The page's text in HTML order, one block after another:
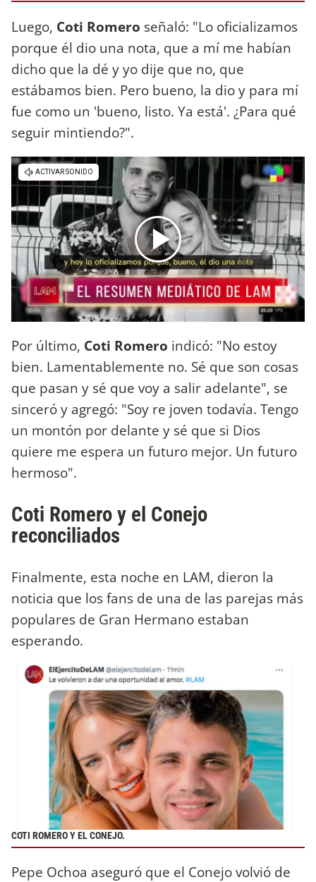
Luego, Coti Romero señaló: "Lo oficializamos
porque él dio una nota, que a mí me habían
dicho que la dé y yo dije que no, que
estábamos bien. Pero bueno, la dio y para mí
fue como un 'bueno, listo. Ya está'. ¿Para qué
seguir mintiendo?".
Por último, Coti Romero indicó: "No estoy
bien. Lamentablemente no. Sé que son cosas
que pasan y sé que voy a salir adelante", se
sinceró y agregó: "Soy re joven todavía. Tengo
un montón por delante y sé que si Dios
quiere me espera un futuro mejor. Un futuro
hermoso".
Coti Romero y el Conejo
reconciliados
Finalmente, esta noche en LAM, dieron la
noticia que los fans de una de las parejas más
populares de Gran Hermano estaban
esperando.
COTI ROMERO Y EL CONEJO.
Pepe Ochoa aseguró que el Conejo volvió de